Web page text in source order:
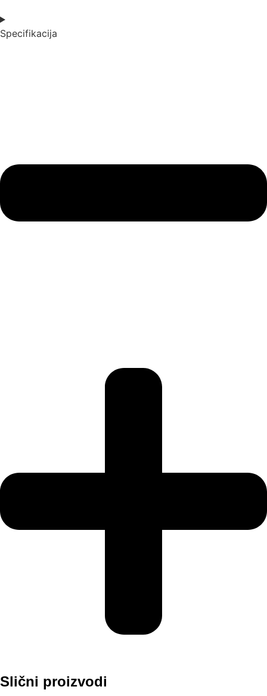
Specifikacija
Slični proizvodi